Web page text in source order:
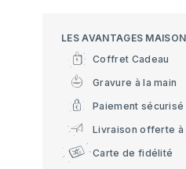
LES AVANTAGES
Coffret Cadeau
Gravure à la main
Paiement sécurisé
Livraison offerte à
Carte de fidélité